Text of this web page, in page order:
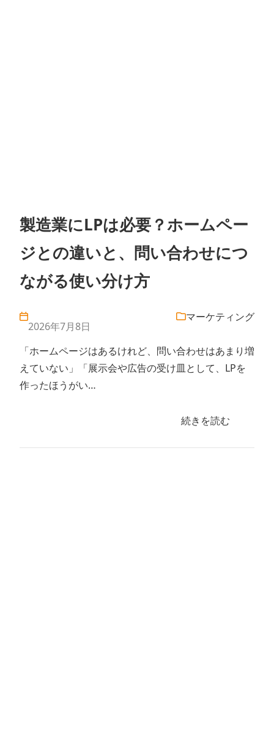
製造業にLPは必要？ホームペー
ジとの違いと、問い合わせにつ
ながる使い分け方
2026年7月8日
マーケティング
「ホームページはあるけれど、問い合わせはあまり増
えていない」「展示会や広告の受け皿として、LPを
作ったほうがい…
続きを読む